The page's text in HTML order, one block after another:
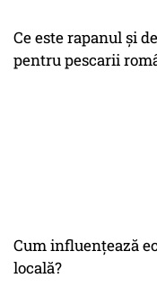
Ce este rapanul și
pentru pescarii
Cum influențează
locală?